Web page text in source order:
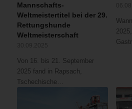
Mannschafts-
Weltmeistertitel bei der 29.
Rettungshunde
Weltmeisterschaft
Von 16. bis 21. September
2025 fand in Rapsach,
Tschechische…